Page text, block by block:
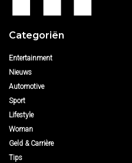
Categoriën
Entertainment
Nieuws
Automotive
Sport
Lifestyle
Woman
Geld & Carrière
Tips